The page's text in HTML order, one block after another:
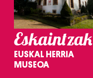
Eskaintzak
EUSKAL HERRIA
MUSEOA